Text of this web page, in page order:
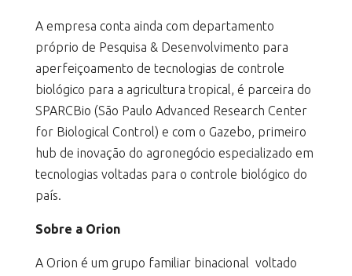
A empresa conta ainda com departamento
próprio de Pesquisa & Desenvolvimento para
aperfeiçoamento de tecnologias de controle
biológico para a agricultura tropical, é parceira do
SPARCBio (São Paulo Advanced Research Center
for Biological Control) e com o Gazebo, primeiro
hub de inovação do agronegócio especializado em
tecnologias voltadas para o controle biológico do
país.
Sobre a Orion
A Orion é um grupo familiar binacional voltado